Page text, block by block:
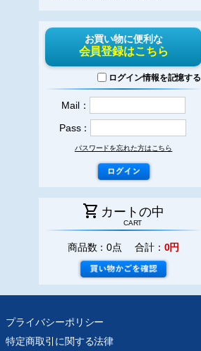
お買い物に便利な
会員登録はこちら
ログイン情報を記憶する
Mail：
Pass：
パスワードを忘れた方はこちら
shopping_cart カートの中
CART
商品数：0点 合計： 0円
プライバシーポリシー
特定商取引に関する法律